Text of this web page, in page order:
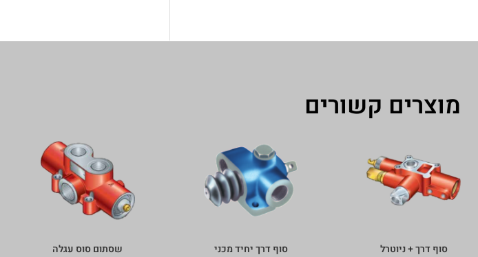
מוצרים קשורים
סוף דרך + ניוטרל סוף דרך יחיד מכני שסתום סוס עגלה